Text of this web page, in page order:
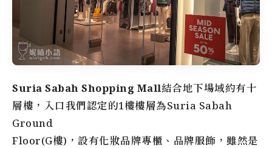
Suria Sabah Shopping Mall結合地下場域約有十
層樓，入口我們認定的1樓樓層為Suria Sabah
Ground
Floor(G樓)，設有化妝品牌專櫃、品牌服飾，雖然是